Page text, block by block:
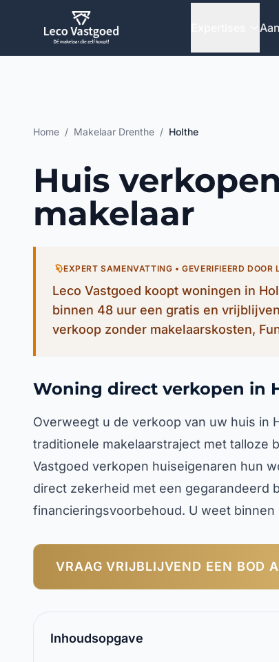
Ga direct naar inhoud
Home / Makelaar Drenthe / Holthe
Huis
makelaar
EXPERT SAMENVATTING • GEVERIFIEERD DOOR
Leco Vastgoed koopt woningen in
binnen 48 uur een gratis en
verkoop zonder makelaarskosten,
Woning direct verkopen in
Overweegt u de verkoop van uw huis in
traditionele makelaarstraject met talloze
Vastgoed verkopen huiseigenaren hun
direct zekerheid met een gegarandeerd
financieringsvoorbehoud. U weet
VRAAG VRIJBLIJVEND EEN BOD
Inhoudsopgave